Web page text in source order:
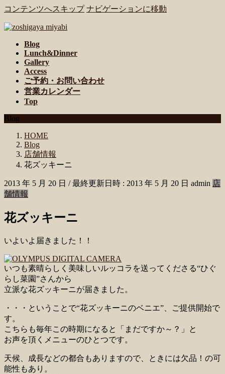
コンテンツへスキップ ナビゲーションに移動
Blog
Lunch&Dinner
Gallery
Access
ご予約・お問い合わせ
営業カレンダー
Top
Blog
HOME
Blog
店舗情報
花ズッキーニ
2013 年 5 月 20 日 / 最終更新日時 : 2013 年 5 月 20 日 admin 店
舗情報
花ズッキーニ
いよいよ届きました！！
いつも素晴らしく美味しいルッコラを送ってくださる“ひぐ
らし菜園”さんから
立派な花ズッキーニが届きました。
・・・ということで“花ズッキーニのベニエ”、ご提供開始で
す。
こちらも毎年この時期になると「まだですか～？」と
お声を頂くメニューのひとつです。
天候、成長などの都合もありますので、ときには欠品！の可
能性もあり。